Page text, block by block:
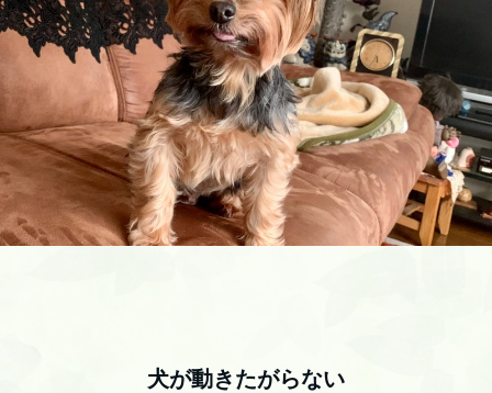
犬が動きたがらない